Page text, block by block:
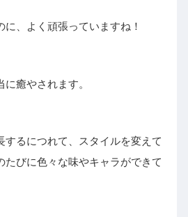
に、よく頑張っていますね！
癒やされます。
するにつれて、スタイルを変えて
たびに色々な味やキャラができて